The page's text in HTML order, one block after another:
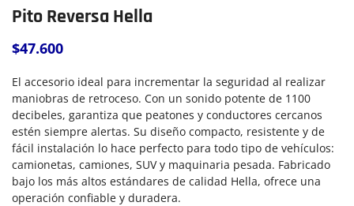
Pito Reversa Hella
Precio
$47.600
El accesorio ideal para incrementar la seguridad al realizar
maniobras de retroceso. Con un sonido potente de 1100
decibeles, garantiza que peatones y conductores cercanos
estén siempre alertas. Su diseño compacto, resistente y de
fácil instalación lo hace perfecto para todo tipo de vehículos:
camionetas, camiones, SUV y maquinaria pesada. Fabricado
bajo los más altos estándares de calidad Hella, ofrece una
operación confiable y duradera.